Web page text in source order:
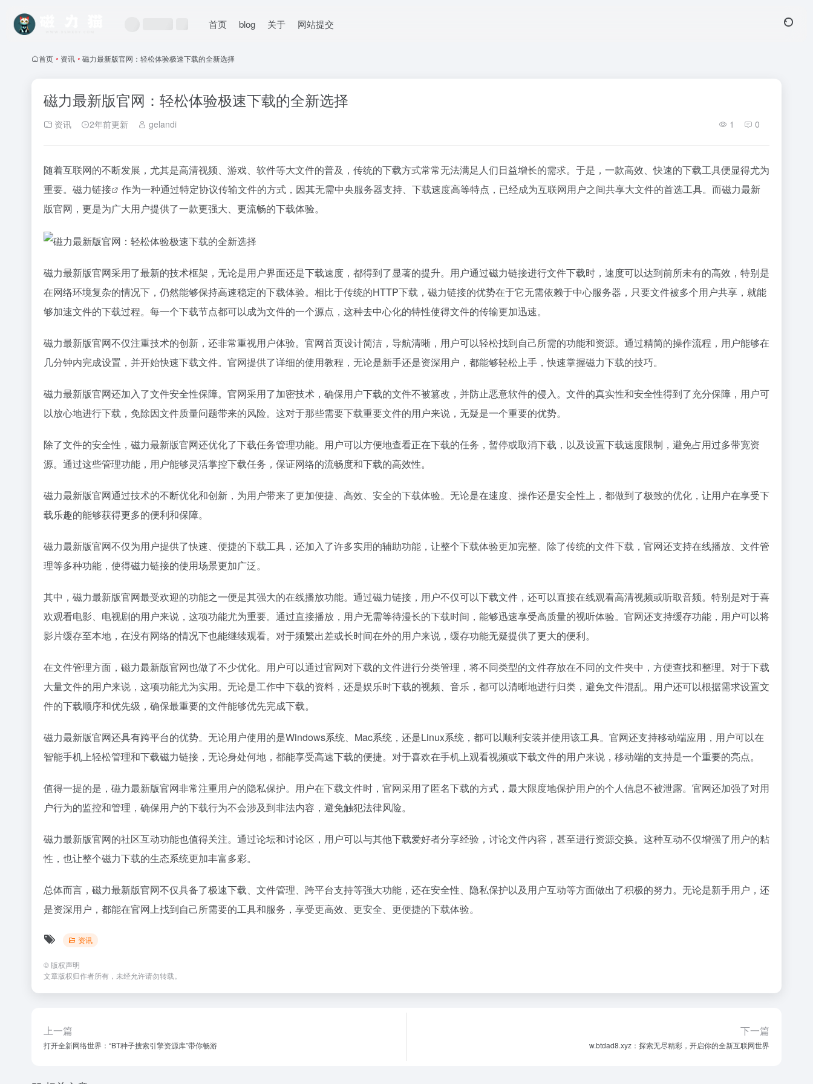
首页 blog 关于 网站提交
首页 • 资讯 • 磁力最新版官网：轻松体验极速下载的全新选择
磁力最新版官网：轻松体验极速下载的全新选择
资讯 2年前更新 gelandi 1 0
随着互联网的不断发展，尤其是高清视频、游戏、软件等大文件的普及，传统的下载方式常常无法满足人们日益增长的需求。于是，一款高效、快速的下载工具便显得尤为
重要。 磁力链接
作为一种通过特定协议传输文件的方式，因其无需中央服务器支持、下载速度高等特点，已经成为互联网用户之间共享大文件的首选工具。而磁力最新
版官网，更是为广大用户提供了一款更强大、更流畅的下载体验。
磁力最新版官网采用了最新的技术框架，无论是用户界面还是下载速度，都得到了显著的提升。用户通过磁力链接进行文件下载时，速度可以达到前所未有的高效，特别是
在网络环境复杂的情况下，仍然能够保持高速稳定的下载体验。相比于传统的HTTP下载， 磁力链接的优势在于它无需依赖于中心服务器，只要文件被多个用户共享，就能
够加速文件的下载过程。每一个下载节点都可以成为文件的一个源点，这种去中心化的特性使得文件的传输更加迅速。
磁力最新版官网不仅注重技术的创新，还非常重视用户体验。官网首页设计简洁，导航清晰，用户可以轻松找到自己所需的功能和资源。通过精简的操作流程，用户能够在
几分钟内完成设置，并开始快速下载文件。官网提供了详细的使用教程，无论是新手还是资深用户，都能够轻松上手，快速掌握磁力下载的技巧。
磁力最新版官网还加入了文件安全性保障。官网采用了加密技术，确保用户下载的文件不被篡改，并防止恶意软件的侵入。文件的真实性和安全性得到了充分保障，用户可
以放心地进行下载，免除因文件质量问题带来的风险。这对于那些需要下载重要文件的用户来说，无疑是一个重要的优势。
除了文件的安全性，磁力最新版官网还优化了下载任务管理功能。用户可以方便地查看正在下载的任务，暂停或取消下载，以及设置下载速度限制，避免占用过多带宽资
源。通过这些管理功能，用户能够灵活掌控下载任务，保证网络的流畅度和下载的高效性。
磁力最新版官网通过技术的不断优化和创新，为用户带来了更加便捷、高效、安全的下载体验。无论是在速度、操作还是安全性上，都做到了极致的优化，让用户在享受下
载乐趣的能够获得更多的便利和保障。
磁力最新版官网不仅为用户提供了快速、便捷的下载工具，还加入了许多实用的辅助功能，让整个下载体验更加完整。除了传统的文件下载，官网还支持在线播放、文件管
理等多种功能，使得磁力链接的使用场景更加广泛。
其中，磁力最新版官网最受欢迎的功能之一便是其强大的在线播放功能。通过磁力链接，用户不仅可以下载文件，还可以直接在线观看高清视频或听取音频。特别是对于喜
欢观看电影、电视剧的用户来说，这项功能尤为重要。通过直接播放，用户无需等待漫长的下载时间，能够迅速享受高质量的视听体验。官网还支持缓存功能，用户可以将
影片缓存至本地，在没有网络的情况下也能继续观看。对于频繁出差或长时间在外的用户来说，缓存功能无疑提供了更大的便利。
在文件管理方面，磁力最新版官网也做了不少优化。用户可以通过官网对下载的文件进行分类管理，将不同类型的文件存放在不同的文件夹中，方便查找和整理。对于下载
大量文件的用户来说，这项功能尤为实用。无论是工作中下载的资料，还是娱乐时下载的视频、音乐，都可以清晰地进行归类，避免文件混乱。用户还可以根据需求设置文
件的下载顺序和优先级，确保最重要的文件能够优先完成下载。
磁力最新版官网还具有跨平台的优势。无论用户使用的是Windows系统、Mac系统，还是Linux系统，都可以顺利安装并使用该工具。官网还支持移动端应用，用户可以在
智能手机上轻松管理和下载磁力链接，无论身处何地，都能享受高速下载的便捷。对于喜欢在手机上观看视频或下载文件的用户来说，移动端的支持是一个重要的亮点。
值得一提的是，磁力最新版官网非常注重用户的隐私保护。用户在下载文件时，官网采用了匿名下载的方式，最大限度地保护用户的个人信息不被泄露。官网还加强了对用
户行为的监控和管理，确保用户的下载行为不会涉及到非法内容，避免触犯法律风险。
磁力最新版官网的社区互动功能也值得关注。通过论坛和讨论区，用户可以与其他下载爱好者分享经验，讨论文件内容，甚至进行资源交换。这种互动不仅增强了用户的粘
性，也让整个磁力下载的生态系统更加丰富多彩。
总体而言，磁力最新版官网不仅具备了极速下载、文件管理、跨平台支持等强大功能，还在安全性、隐私保护以及用户互动等方面做出了积极的努力。无论是新手用户，还
是资深用户，都能在官网上找到自己所需要的工具和服务，享受更高效、更安全、更便捷的下载体验。
资讯
© 版权声明
文章版权归作者所有，未经允许请勿转载。
上一篇
打开全新网络世界：“BT种子搜索引擎资源库”带你畅游
下一篇
w.btdad8.xyz：探索无尽精彩，开启你的全新互联网世界